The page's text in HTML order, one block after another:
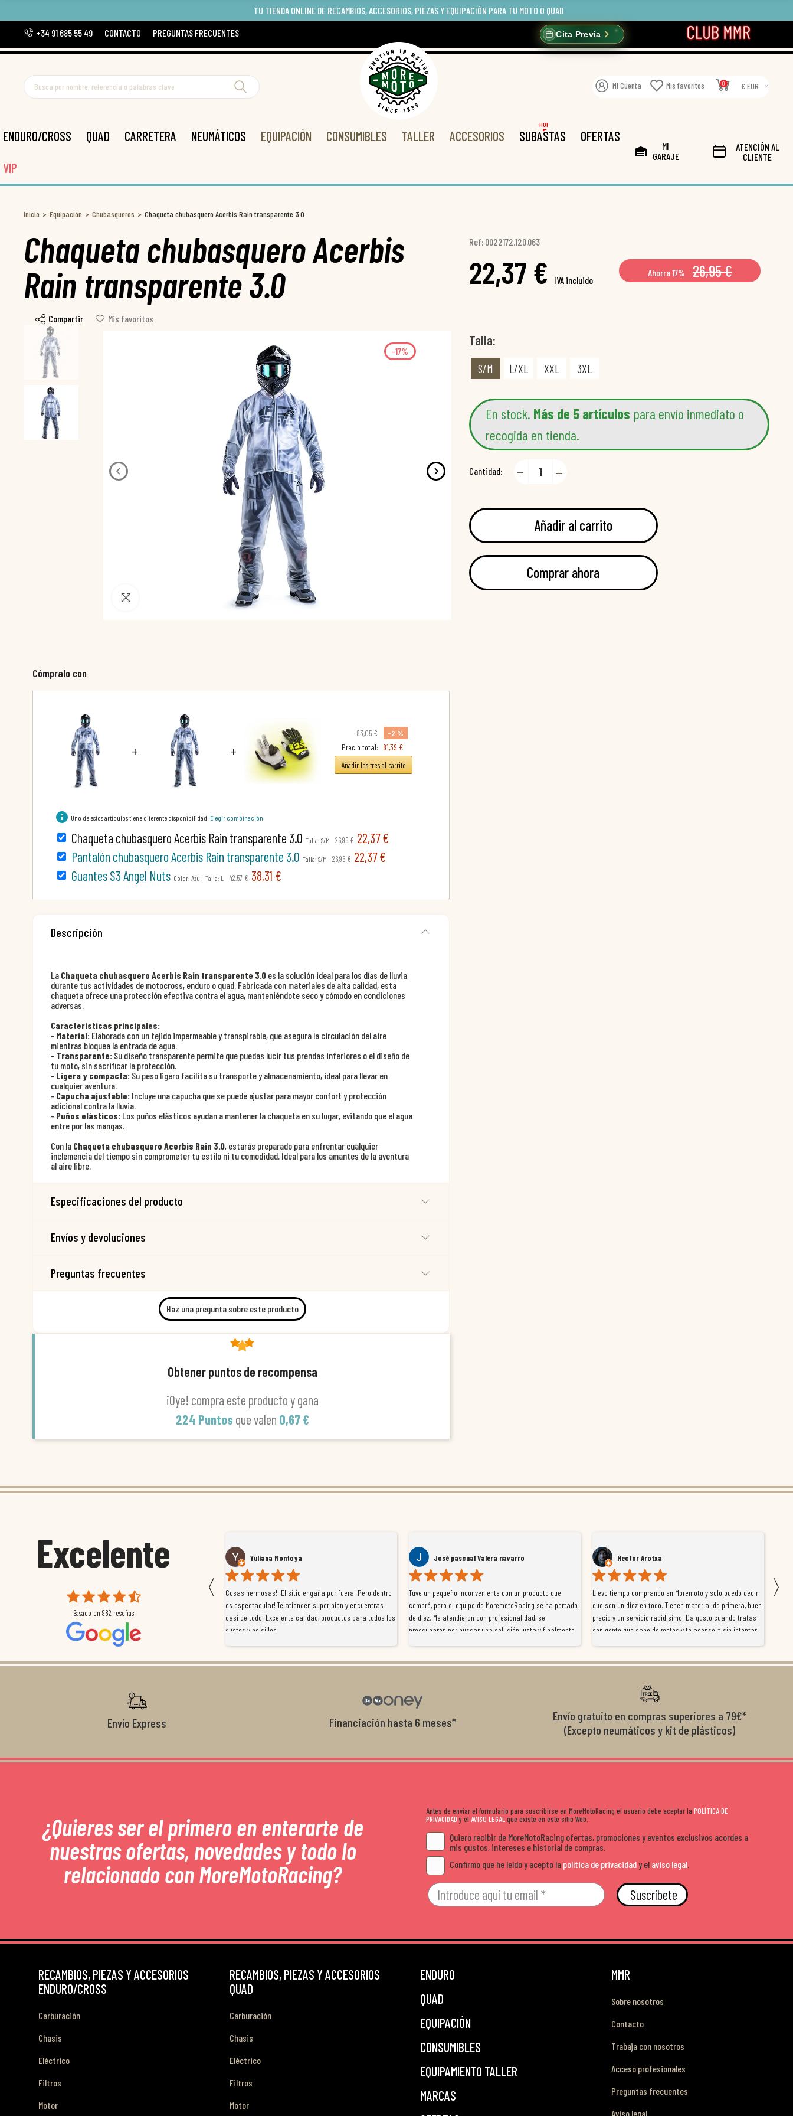
TU TIENDA ONLINE DE RECAMBIOS, ACCESORIOS, PIEZAS Y EQUIPACIÓN PARA TU MOTO O QUAD
+34 91 685 55 49
CONTACTO PREGUNTAS FRECUENTES Cita Previa
Mi Cuenta Mis favoritos 0 € EUR
ENDURO/CROSS QUAD CARRETERA NEUMÁTICOS EQUIPACIÓN CONSUMIBLES TALLER ACCESORIOS SUBASTAS
HOT
OFERTAS
VIP
MI
GARAJE
ATENCIÓN AL
CLIENTE
Inicio Equipación Chubasqueros Chaqueta chubasquero Acerbis Rain transparente 3.0
Chaqueta chubasquero Acerbis
Rain transparente 3.0
Compartir Mis favoritos
Ref: 0022172.120.063
22,37 € IVA incluido
Ahorra 17% 26,95 €
-17%
Pincha para agrandar
Talla
S/M L/XL XXL 3XL
En stock. Más de 5 artículos para envío inmediato o
recogida en tienda.
Cantidad:
Añadir al carrito
Comprar ahora
Cómpralo con
+ +
83,05 €
-2 %
Precio total: 81,39 €
Añadir los tres al carrito
info Uno de estos artículos tiene diferente disponibilidad Elegir combinación
Chaqueta chubasquero Acerbis Rain transparente 3.0 Talla: S/M 26,95 € 22,37 €
Pantalón chubasquero Acerbis Rain transparente 3.0 Talla: S/M 26,95 € 22,37 €
Guantes S3 Angel Nuts Color: Azul Talla: L 42,57 € 38,31 €
Descripción
La Chaqueta chubasquero Acerbis Rain transparente 3.0 es la solución ideal para los días de lluvia
durante tus actividades de motocross, enduro o quad. Fabricada con materiales de alta calidad, esta
chaqueta ofrece una protección efectiva contra el agua, manteniéndote seco y cómodo en condiciones
adversas.
Características principales:
- Material: Elaborada con un tejido impermeable y transpirable, que asegura la circulación del aire
mientras bloquea la entrada de agua.
- Transparente: Su diseño transparente permite que puedas lucir tus prendas inferiores o el diseño de
tu moto, sin sacrificar la protección.
- Ligera y compacta: Su peso ligero facilita su transporte y almacenamiento, ideal para llevar en
cualquier aventura.
- Capucha ajustable: Incluye una capucha que se puede ajustar para mayor confort y protección
adicional contra la lluvia.
- Puños elásticos: Los puños elásticos ayudan a mantener la chaqueta en su lugar, evitando que el agua
entre por las mangas.
Con la Chaqueta chubasquero Acerbis Rain 3.0, estarás preparado para enfrentar cualquier
inclemencia del tiempo sin comprometer tu estilo ni tu comodidad. Ideal para los amantes de la aventura
al aire libre.
Especificaciones del producto
Envíos y devoluciones
Preguntas frecuentes
Haz una pregunta sobre este producto
Obtener puntos de recompensa
¡Oye! compra este producto y gana
224 Puntos que valen 0,67 €
Excelente
Basado en 982 reseñas
〈
Susana García Luis
Magnífica atención al cliente. Tuvimos un pequeño
retraso en el pedido y desde el minuto uno se
preocuparon por ayudarnos en todo. Gracias a Sergio,
magnífico gestor... atento, amable, un servicio de 10.
Gracias de nuevo por todo!
Yuliana Montoya
Cosas hermosas!! El sitio engaña por fuera! Pero dentro
es espectacular! Te atienden super bien y encuentras
casi de todo! Excelente calidad, productos para todos los
gustos y bolsillos
José pascual Valera navarro
Tuve un pequeño inconveniente con un producto que
compré, pero el equipo de MoremotoRacing se ha portado
de diez. Me atendieron con profesionalidad, se
preocuparon por buscar una solución justa y finalmente
con el cliente, y me ofrecieron unas condiciones de
Hector Arotxa
Llevo tiempo comprando en Moremoto y solo puedo decir
que son un diez en todo. Tienen material de primera, buen
precio y un servicio rapidísimo. Da gusto cuando tratas
con gente que sabe de motos y te aconseja sin intentar
el cliente y que disfrutan lo que hacen. Si te gusta la
sitio. Calidad, rapidez y buen rollo. ??️
años
〉
Envío Express Financiación hasta 6 meses*
Envío gratuito en compras superiores a 79€*
(Excepto neumáticos y kit de plásticos)
¿Quieres ser el primero en enterarte de
nuestras ofertas, novedades y todo lo
relacionado con MoreMotoRacing?
Antes de enviar el formulario para suscribirse en MoreMotoRacing el usuario debe aceptar la POLÍTICA DE
PRIVACIDADy el AVISO LEGALque existe en este sitio Web.
Quiero recibir de MoreMotoRacing ofertas, promociones y eventos exclusivos acordes a
mis gustos, intereses e historial de compras.
Confirmo que he leído y acepto la política de privacidady el aviso legal
Suscríbete
RECAMBIOS, PIEZAS Y ACCESORIOS
ENDURO/CROSS
Carburación
Chasis
Eléctrico
Filtros
Motor
RECAMBIOS, PIEZAS Y ACCESORIOS
QUAD
Carburación
Chasis
Eléctrico
Filtros
Motor
ENDURO
QUAD
EQUIPACIÓN
CONSUMIBLES
EQUIPAMIENTO TALLER
MARCAS
MMR
Sobre nosotros
Contacto
Trabaja con nosotros
Acceso profesionales
Preguntas frecuentes
Aviso legal